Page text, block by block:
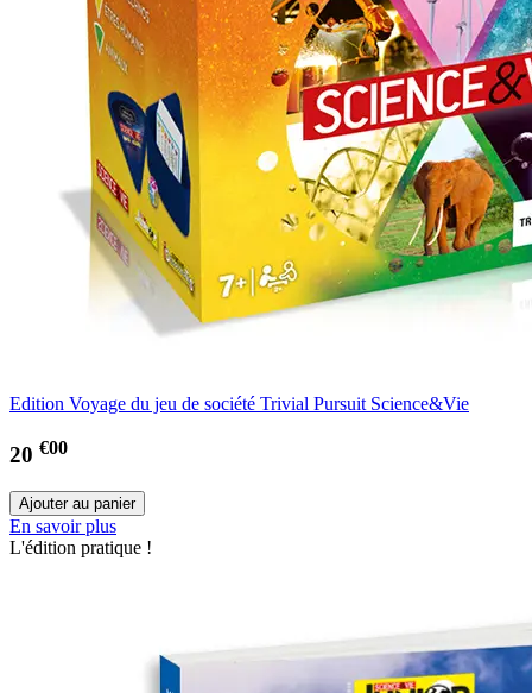
Edition Voyage du jeu de société Trivial Pursuit Science&Vie
20 €00
En savoir plus
L'édition pratique !